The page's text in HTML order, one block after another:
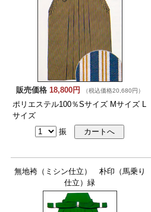
販売価格 18,800円 （税込価格20,680円）
ポリエステル100％Sサイズ Mサイズ L
サイズ
振
無地袴（ミシン仕立） 朴印（馬乗り
仕立）緑